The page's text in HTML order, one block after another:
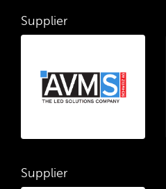
Supplier
Supplier